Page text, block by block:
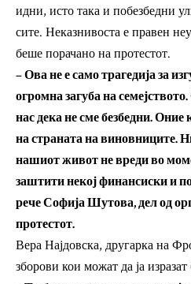
идни, исто така и побезбедни
сите. Неказнивоста е правен
беше порачано на протестот.
– Ова не е само трагедија за
огромна загуба на
нас дека не сме безбедни. Оние
на страната на виновниците.
нашиот живот не вреди во
заштити некој финансиски и
рече Софија Шутова, дел од
протестот.
Вера Најдовска, другарка на
зборови кои можат да ја изразат